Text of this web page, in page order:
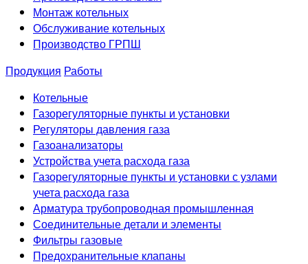
Монтаж котельных
Обслуживание котельных
Производство ГРПШ
Продукция Работы
Котельные
Газорегуляторные пункты и установки
Регуляторы давления газа
Газоанализаторы
Устройства учета расхода газа
Газорегуляторные пункты и установки с узлами
учета расхода газа
Арматура трубопроводная промышленная
Соединительные детали и элементы
Фильтры газовые
Предохранительные клапаны